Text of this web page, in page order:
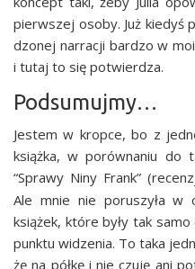
pierw­szej oso­by. Już kie­dyś
dzo­nej nar­ra­cji bar­dzo w
i tutaj to się potwierdza.
Podsumujmy…
Jestem w krop­ce, bo z
książ­ka, w porów­na­niu
“Spra­wy Niny Frank”
Ale mnie nie poru­szy­ła w
ksią­żek, któ­re były tak
punk­tu widze­nia. To taka
żę na pół­kę i nie czu­ję ani